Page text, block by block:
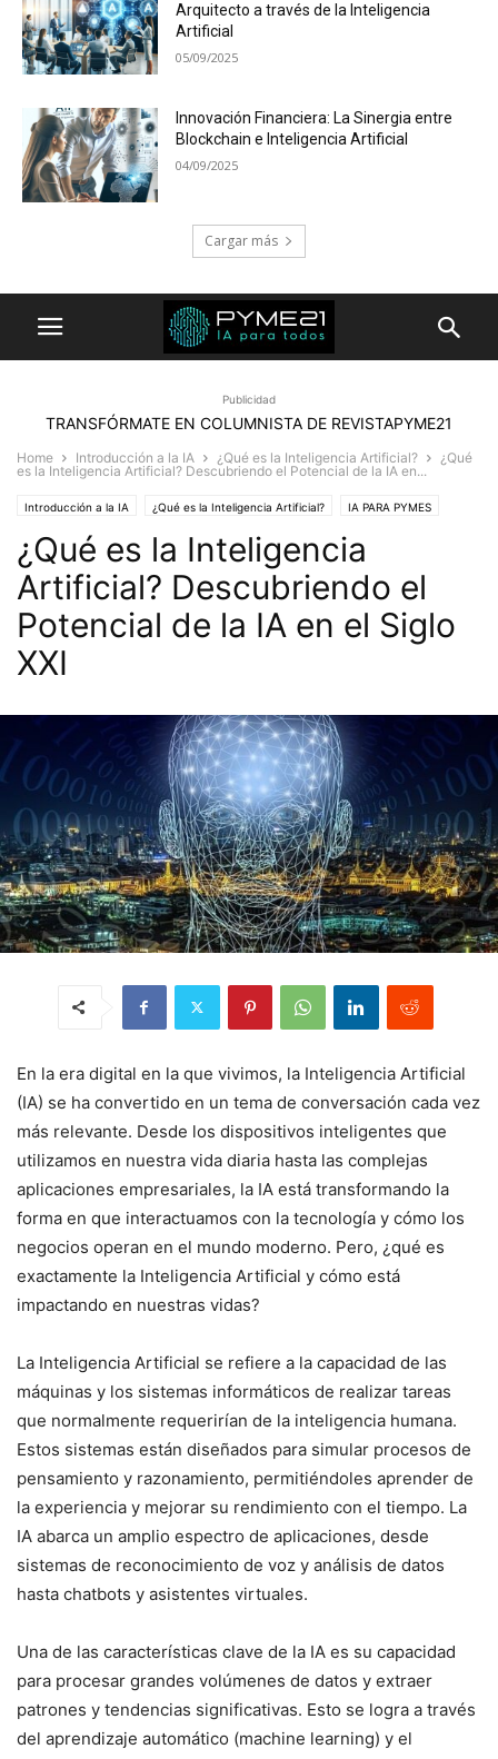
Arquitecto a través de la Inteligencia
Artificial
05/09/2025
Innovación Financiera: La Sinergia entre
Blockchain e Inteligencia Artificial
04/09/2025
Cargar más